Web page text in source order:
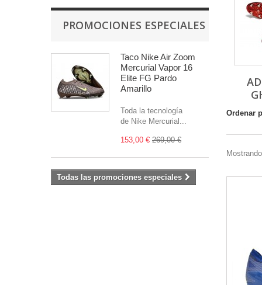
PROMOCIONES ESPECIALES
Taco Nike Air Zoom
Mercurial Vapor 16
Elite FG Pardo
Amarillo
Toda la tecnología
de Nike Mercurial...
153,00 € 269,00 €
Todas las promociones especiales
Ordenar